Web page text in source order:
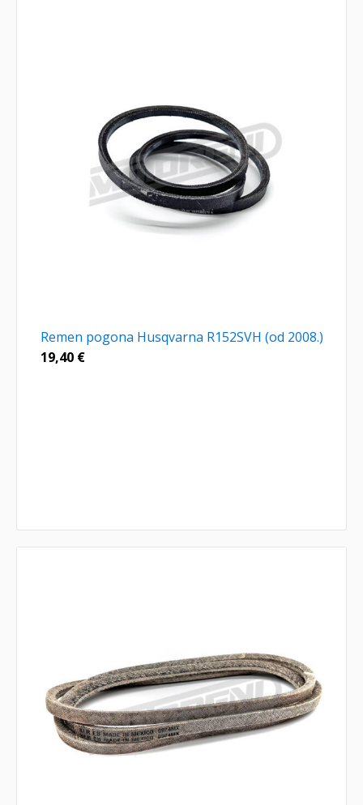
Remen pogona Husqvarna R152SVH (od 2008.)
19,40 €